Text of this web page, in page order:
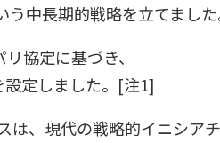
中長期的戦略を立てました
協定に基づき、
定しました。[注1]
、現代の戦略的イニシア